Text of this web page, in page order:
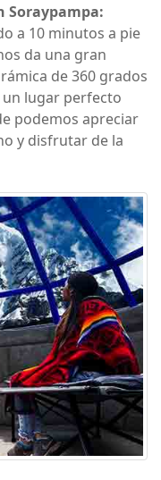
Soraypampa:
a 10 minutos a pie
da una gran
de 360 grados
un lugar perfecto
podemos apreciar
y disfrutar de la